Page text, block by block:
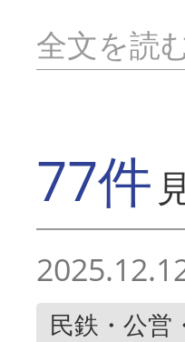
全文を読
77件
民鉄・公営